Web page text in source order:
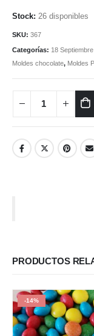
26 disponibles
SKU: 367
Categorías: 18
Moldes chocolate, Moldes
PRODUCTOS
-14%